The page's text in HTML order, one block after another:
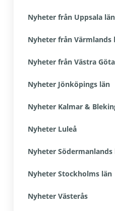
Nyheter från Uppsala
Nyheter från Värmlands
Nyheter från Västra
Nyheter Jönköpings län
Nyheter Kalmar &
Nyheter Luleå
Nyheter Södermanlands
Nyheter Stockholms län
Nyheter Västerås